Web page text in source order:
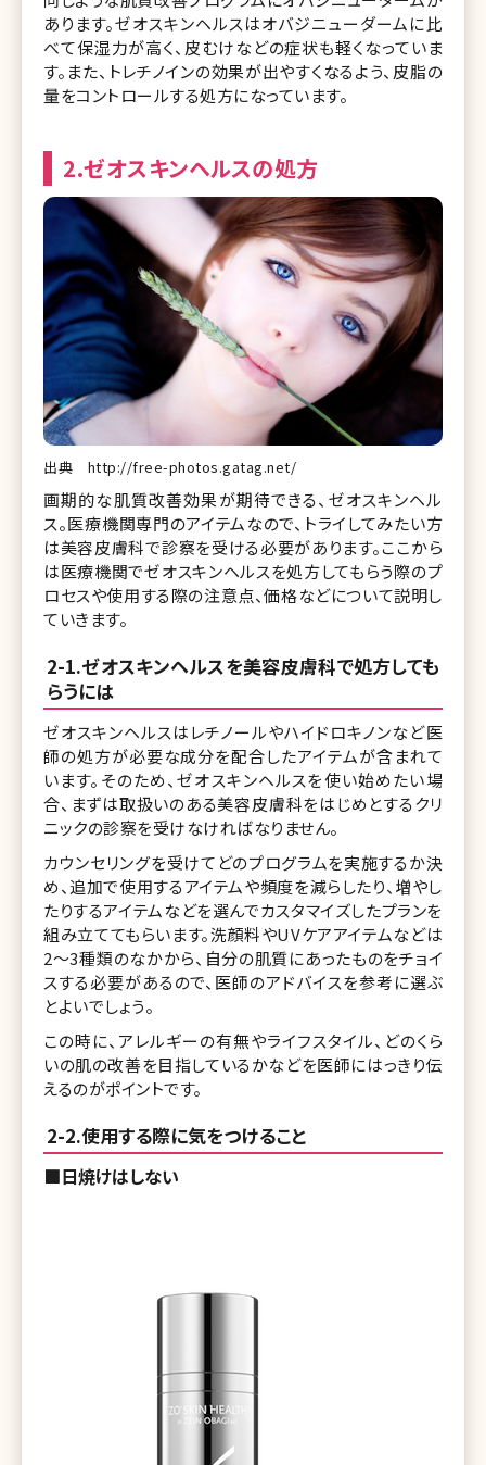
あります。ゼオスキンヘルスはオバジニューダームに比
べて保湿力が高く、皮むけなどの症状も軽くなっていま
す。また、トレチノインの効果が出やすくなるよう、皮脂の
量をコントロールする処方になっています。
2.ゼオスキンヘルスの処方
出典 http://free-photos.gatag.net/
画期的な肌質改善効果が期待できる、ゼオスキンヘル
ス。医療機関専門のアイテムなので、トライしてみたい方
は美容皮膚科で診察を受ける必要があります。ここから
は医療機関でゼオスキンヘルスを処方してもらう際のプ
ロセスや使用する際の注意点、価格などについて説明し
ていきます。
2-1.ゼオスキンヘルスを美容皮膚科で処方しても
らうには
ゼオスキンヘルスはレチノールやハイドロキノンなど医
師の処方が必要な成分を配合したアイテムが含まれて
います。そのため、ゼオスキンヘルスを使い始めたい場
合、まずは取扱いのある美容皮膚科をはじめとするクリ
ニックの診察を受けなければなりません。
カウンセリングを受けてどのプログラムを実施するか決
め、追加で使用するアイテムや頻度を減らしたり、増やし
たりするアイテムなどを選んでカスタマイズしたプランを
組み立ててもらいます。洗顔料やUVケアアイテムなどは
2～3種類のなかから、自分の肌質にあったものをチョイ
スする必要があるので、医師のアドバイスを参考に選ぶ
とよいでしょう。
この時に、アレルギーの有無やライフスタイル、どのくら
いの肌の改善を目指しているかなどを医師にはっきり伝
えるのがポイントです。
2-2.使用する際に気をつけること
■日焼けはしない